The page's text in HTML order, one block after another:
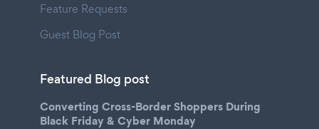
Feature Requests
Guest Blog Post
Featured Blog post
Converting Cross-Border Shoppers During
Black Friday & Cyber Monday